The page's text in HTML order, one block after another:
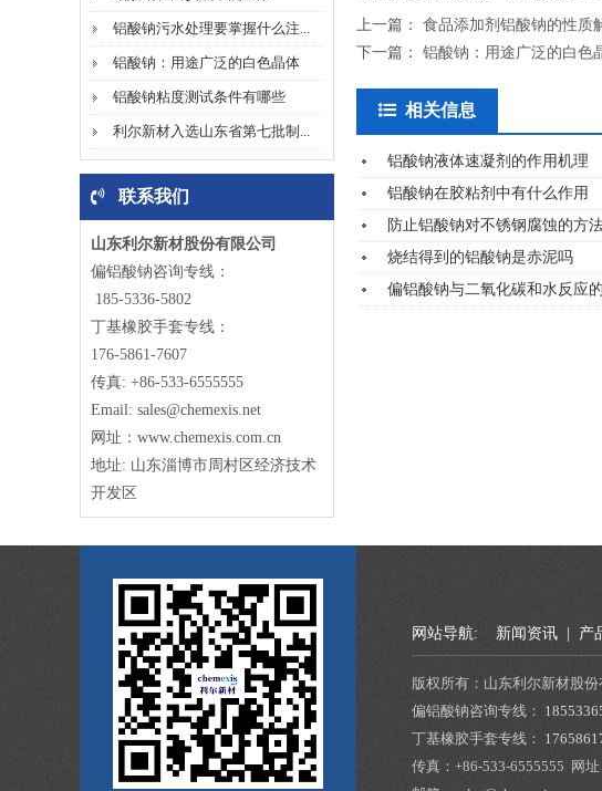
铝酸钠污水处理要掌握什么注...
铝酸钠：用途广泛的白色晶体
铝酸钠粘度测试条件有哪些
利尔新材入选山东省第七批制...
联系我们
山东利尔新材股份有限公司
偏铝酸钠咨询专线：
185-5336-5802
丁基橡胶手套专线：
176-5861-7607
传真: +86-533-6555555
Email: sales@chemexis.net
网址：www.chemexis.com.cn
地址: 山东淄博市周村区经济技术
开发区
上一篇： 食品添加剂铝酸钠的性质
下一篇： 铝酸钠：用途广泛的白色
相关信息
铝酸钠液体速凝剂的作用机理
铝酸钠在胶粘剂中有什么作用
防止铝酸钠对不锈钢腐蚀的方
烧结得到的铝酸钠是赤泥吗
偏铝酸钠与二氧化碳和水反应
网站导航: 新闻资讯 产
版权所有：山东利尔新材股
偏铝酸钠咨询专线：
丁基橡胶手套专线：
传真： +86-533-6555555 网